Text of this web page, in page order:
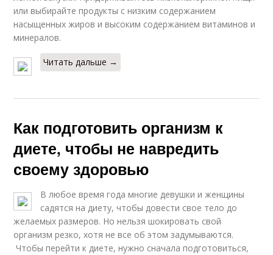
или выбирайте продукты с низким содержанием
насыщенных жиров и высоким содержанием витаминов и
минералов.
Читать дальше →
Как подготовить организм к
диете, чтобы не навредить
своему здоровью
В любое время года многие девушки и женщины
садятся на диету, чтобы довести свое тело до
желаемых размеров. Но нельзя шокировать свой
организм резко, хотя не все об этом задумываются.
Чтобы перейти к диете, нужно сначала подготовиться,